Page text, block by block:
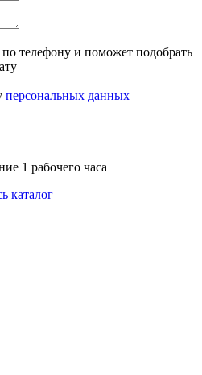
телефону и поможет подобрать
персональных данных
1 рабочего часа
каталог